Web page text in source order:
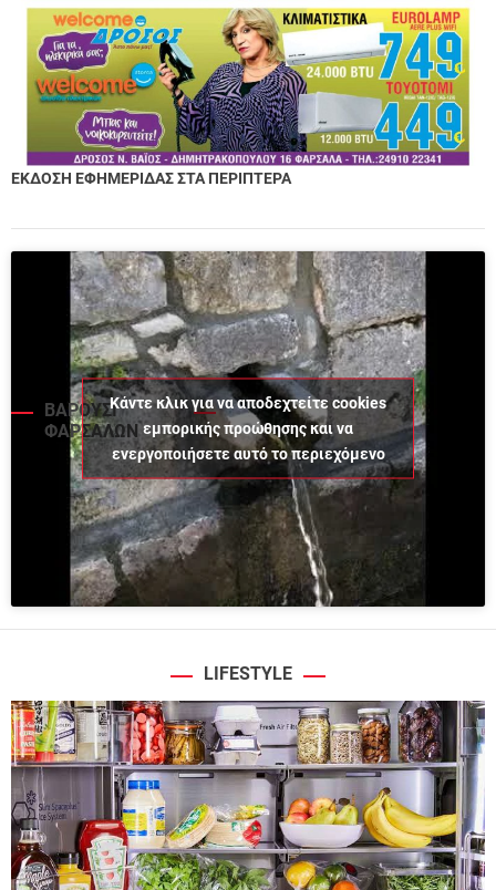
ΕΚΔΟΣΗ ΕΦΗΜΕΡΙΔΑΣ ΣΤΑ ΠΕΡΙΠΤΕΡΑ
ΒΑΡΟΥΣΙ
ΦΑΡΣΑΛΩΝ
Κάντε κλικ για να αποδεχτείτε cookies
εμπορικής προώθησης και να
ενεργοποιήσετε αυτό το περιεχόμενο
LIFESTYLE